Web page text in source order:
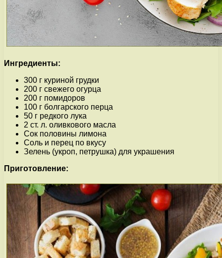
Ингредиенты:
300 г куриной грудки
200 г свежего огурца
200 г помидоров
100 г болгарского перца
50 г редкого лука
2 ст. л. оливкового масла
Сок половины лимона
Соль и перец по вкусу
Зелень (укроп, петрушка) для украшения
Приготовление: